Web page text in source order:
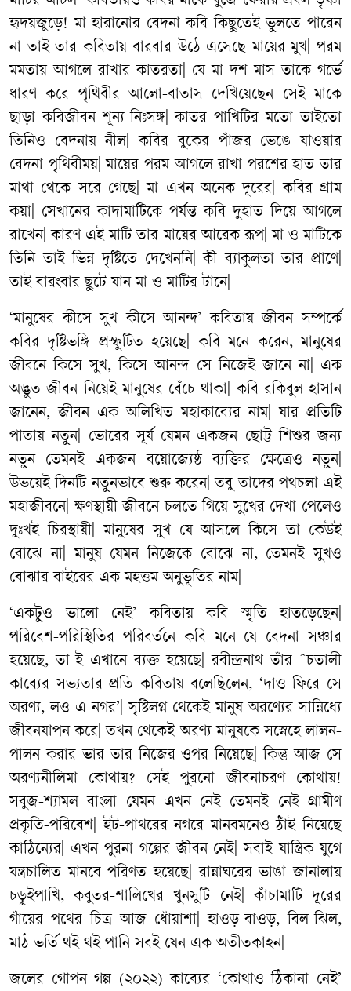
হৃদয়জুড়ে! মা হারানোর বেদনা কবি কিছুতেই ভুলতে পারেন
না তাই তার কবিতায় বারবার উঠে এসেছে মায়ের মুখ| পরম
মমতায় আগলে রাখার কাতরতা| যে মা দশ মাস তাকে গর্ভে
ধারণ করে পৃথিবীর আলো-বাতাস দেখিয়েছেন সেই মাকে
ছাড়া কবিজীবন শূন্য-নিঃসঙ্গ| কাতর পাখিটির মতো তাইতো
তিনিও বেদনায় নীল| কবির বুকের পাঁজর ভেঙে যাওয়ার
বেদনা পৃথিবীময়| মায়ের পরম আগলে রাখা পরশের হাত তার
মাথা থেকে সরে গেছে| মা এখন অনেক দূরের| কবির গ্রাম
কয়া| সেখানের কাদামাটিকে পর্যন্ত কবি দুহাত দিয়ে আগলে
রাখেন| কারণ এই মাটি তার মায়ের আরেক রূপ| মা ও মাটিকে
তিনি তাই ভিন্ন দৃষ্টিতে দেখেননি| কী ব্যাকুলতা তার প্রাণে|
তাই বারংবার ছুটে যান মা ও মাটির টানে|
‘মানুষের কীসে সুখ কীসে আনন্দ’ কবিতায় জীবন সম্পর্কে
কবির দৃষ্টিভঙ্গি প্রস্ফুটিত হয়েছে| কবি মনে করেন, মানুষের
জীবনে কিসে সুখ, কিসে আনন্দ সে নিজেই জানে না| এক
অদ্ভুত জীবন নিয়েই মানুষের বেঁচে থাকা| কবি রকিবুল হাসান
জানেন, জীবন এক অলিখিত মহাকাব্যের নাম| যার প্রতিটি
পাতায় নতুন| ভোরের সূর্য যেমন একজন ছোট্ট শিশুর জন্য
নতুন তেমনই একজন বয়োজ্যেষ্ঠ ব্যক্তির ক্ষেত্রেও নতুন|
উভয়েই দিনটি নতুনভাবে শুরু করেন| তবু তাদের পথচলা এই
মহাজীবনে| ক্ষণস্থায়ী জীবনে চলতে গিয়ে সুখের দেখা পেলেও
দুঃখই চিরস্থায়ী| মানুষের সুখ যে আসলে কিসে তা কেউই
বোঝে না| মানুষ যেমন নিজেকে বোঝে না, তেমনই সুখও
বোঝার বাইরের এক মহত্তম অনুভূতির নাম|
‘একটুও ভালো নেই’ কবিতায় কবি স্মৃতি হাতড়েছেন|
পরিবেশ-পরিস্থিতির পরিবর্তনে কবি মনে যে বেদনা সঞ্চার
হয়েছে, তা-ই এখানে ব্যক্ত হয়েছে| রবীন্দ্রনাথ তাঁর ˆচতালী
কাব্যের সভ্যতার প্রতি কবিতায় বলেছিলেন, ‘দাও ফিরে সে
অরণ্য, লও এ নগর’| সৃষ্টিলগ্ন থেকেই মানুষ অরণ্যের সান্নিধ্যে
জীবনযাপন করে| তখন থেকেই অরণ্য মানুষকে সস্নেহে লালন-
পালন করার ভার তার নিজের ওপর নিয়েছে| কিন্তু আজ সে
অরণ্যনীলিমা কোথায়? সেই পুরনো জীবনাচরণ কোথায়!
সবুজ-শ্যামল বাংলা যেমন এখন নেই তেমনই নেই গ্রামীণ
প্রকৃতি-পরিবেশ| ইট-পাথরের নগরে মানবমনেও ঠাঁই নিয়েছে
কাঠিন্যের| এখন পুরনা গল্পের জীবন নেই| সবাই যান্ত্রিক যুগে
যন্ত্রচালিত মানবে পরিণত হয়েছে| রান্নাঘরের ভাঙা জানালায়
চড়ুইপাখি, কবুতর-শালিখের খুনসুটি নেই| কাঁচামাটি দূরের
গাঁয়ের পথের চিত্র আজ ধোঁয়াশা| হাওড়-বাওড়, বিল-ঝিল,
মাঠ ভর্তি থই থই পানি সবই যেন এক অতীতকাহন|
জলের গোপন গল্প (২০২২) কাব্যের ‘কোথাও ঠিকানা নেই’